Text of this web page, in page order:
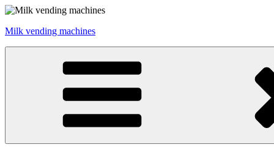
Prejsť
obsah
Milk vending machines